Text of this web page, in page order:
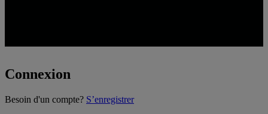
Connexion
Loading...
Besoin d'un compte? S’enregistrer